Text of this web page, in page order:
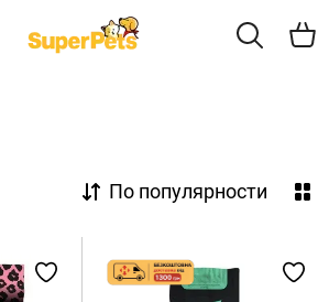
По популярности